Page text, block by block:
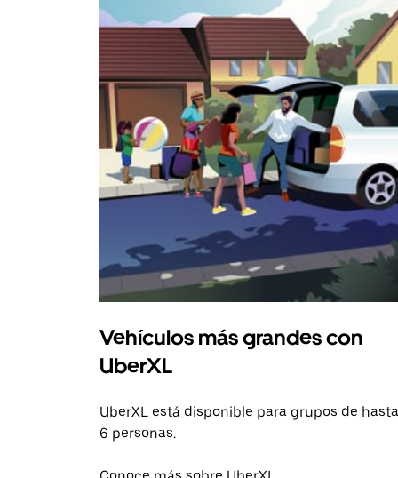
Vehículos más grandes con
UberXL
UberXL está disponible para grupos de hasta
6 personas.